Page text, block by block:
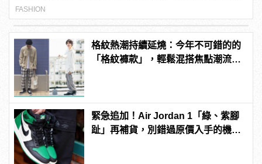
FASHION
格紋熱潮持續延燒：今年不可錯的的
「格紋褲款」，輕鬆混搭焦點潮流氣
緊急追加！Air Jordan 1「綠、紫腳
趾」再補貨，別錯過原價入手的機